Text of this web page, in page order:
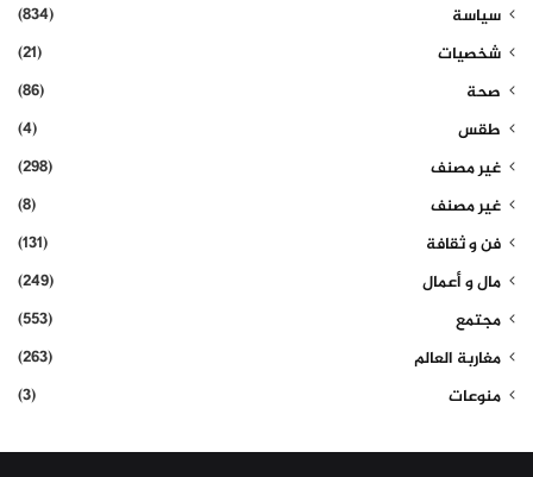
سياسة
(834)
شخصيات
(21)
صحة
(86)
طقس
(4)
غير مصنف
(298)
غير مصنف
(8)
فن و ثقافة
(131)
مال و أعمال
(249)
مجتمع
(553)
مغاربة العالم
(263)
منوعات
(3)